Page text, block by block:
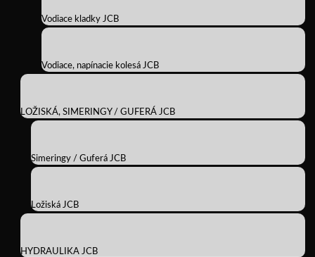
Vodiace kladky JCB
Vodiace, napínacie kolesá JCB
LOŽISKÁ, SIMERINGY / GUFERÁ JCB
Simeringy / Guferá JCB
Ložiská JCB
HYDRAULIKA JCB